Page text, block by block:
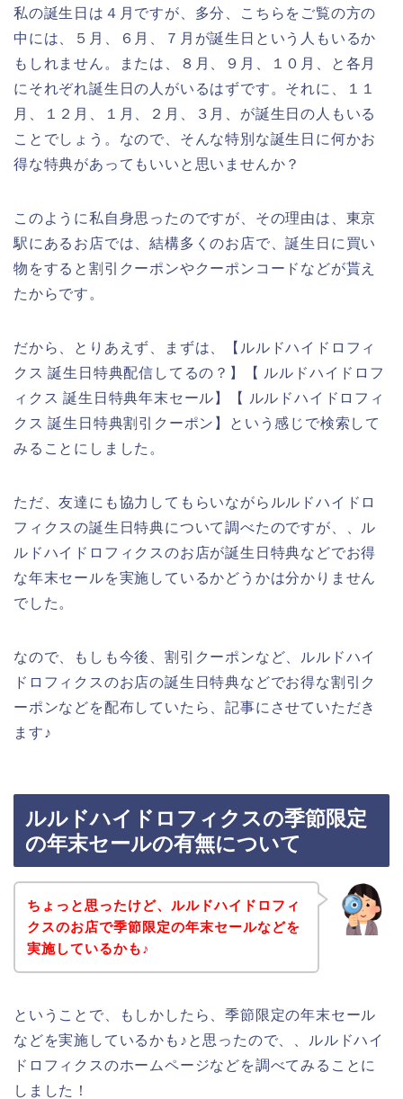
私の誕生日は４月ですが、多分、こちらをご覧の方の
中には、５月、６月、７月が誕生日という人もいるか
もしれません。または、８月、９月、１０月、と各月
にそれぞれ誕生日の人がいるはずです。それに、１１
月、１２月、１月、２月、３月、が誕生日の人もいる
ことでしょう。なので、そんな特別な誕生日に何かお
得な特典があってもいいと思いませんか？
このように私自身思ったのですが、その理由は、東京
駅にあるお店では、結構多くのお店で、誕生日に買い
物をすると割引クーポンやクーポンコードなどが貰え
たからです。
だから、とりあえず、まずは、【ルルドハイドロフィ
クス 誕生日特典配信してるの？】【 ルルドハイドロフ
ィクス 誕生日特典年末セール】【 ルルドハイドロフィ
クス 誕生日特典割引クーポン】という感じで検索して
みることにしました。
ただ、友達にも協力してもらいながらルルドハイドロ
フィクスの誕生日特典について調べたのですが、、ル
ルドハイドロフィクスのお店が誕生日特典などでお得
な年末セールを実施しているかどうかは分かりません
でした。
なので、もしも今後、割引クーポンなど、ルルドハイ
ドロフィクスのお店の誕生日特典などでお得な割引ク
ーポンなどを配布していたら、記事にさせていただき
ます♪
ルルドハイドロフィクスの季節限定
の年末セールの有無について
ちょっと思ったけど、ルルドハイドロフィ
クスのお店で季節限定の年末セールなどを
実施しているかも♪
ということで、もしかしたら、季節限定の年末セール
などを実施しているかも♪と思ったので、、ルルドハイ
ドロフィクスのホームページなどを調べてみることに
しました！